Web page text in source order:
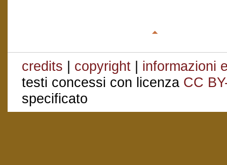
credits | copyright | informazioni
testi concessi con licenza CC
specificato